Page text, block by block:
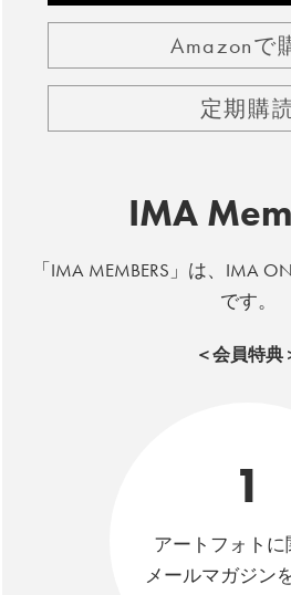
Amazonで
定期購
IMA
「IMA MEMBERS」は、IMA
です。
＜会員特典
1
アートフォトに
メールマガジン